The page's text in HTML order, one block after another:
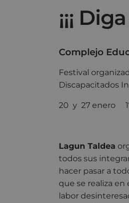
¡¡¡
Complejo
Festival
Discapacitados
20 y 27 enero
Lagun Taldea
todos sus
hacer pasar a
que se realiza en
labor